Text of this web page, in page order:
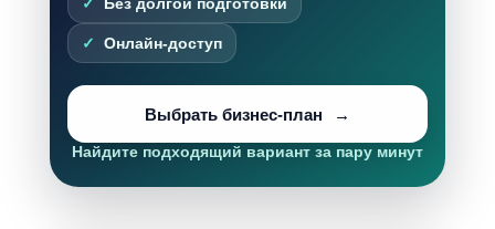
Без долгой подготовки
Онлайн-доступ
Выбрать бизнес-план
Найдите подходящий вариант за пару минут